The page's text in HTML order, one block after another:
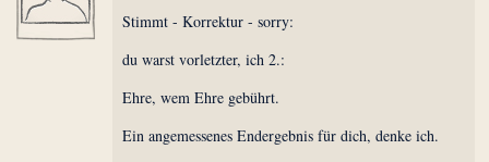
Stimmt - Korrektur - sorry:
du warst vorletzter, ich 2.:
Ehre, wem Ehre gebührt.
Ein angemessenes Endergebnis für dich, denke ich.